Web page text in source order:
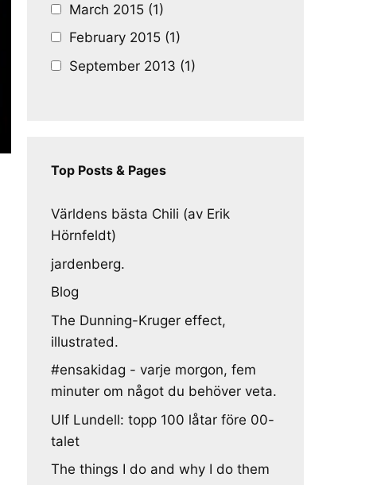
March 2015 (1)
February 2015 (1)
September 2013 (1)
Top Posts & Pages
Världens bästa Chili (av Erik
Hörnfeldt)
jardenberg.
Blog
The Dunning-Kruger effect,
illustrated.
#ensakidag - varje morgon, fem
minuter om något du behöver veta.
Ulf Lundell: topp 100 låtar före 00-
talet
The things I do and why I do them